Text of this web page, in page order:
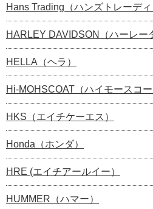
Hans Trading（ハンズトレーディ
HARLEY DAVIDSON（ハーレー
HELLA（ヘラ）
Hi-MOHSCOAT（ハイモースコー
HKS（エイチケーエス）
Honda（ホンダ）
HRE (エイチアールイー）
HUMMER（ハマー）